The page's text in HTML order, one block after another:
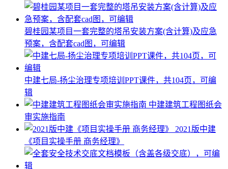
碧桂园某项目一套完整的塔吊安装方案(含计算)及应急
预案，含配套cad图，可编辑
中建七局-扬尘治理专项培训PPT课件，共104页，可编
辑
中建建筑工程图纸会
审实施指南
2021版中建
《项目实操手册 商务经理》